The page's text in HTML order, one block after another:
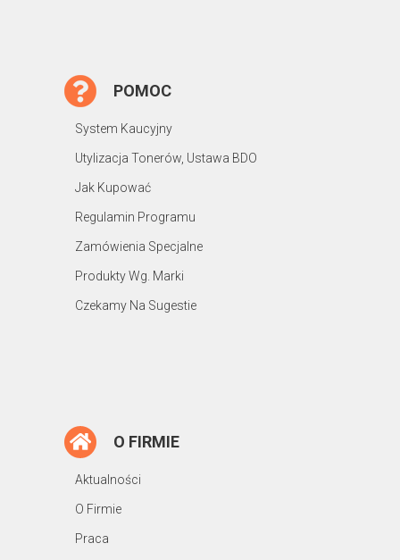
POMOC
System Kaucyjny
Utylizacja Tonerów, Ustawa BDO
Jak Kupować
Regulamin Programu
Zamówienia Specjalne
Produkty Wg. Marki
Czekamy Na Sugestie
O FIRMIE
Aktualności
O Firmie
Praca